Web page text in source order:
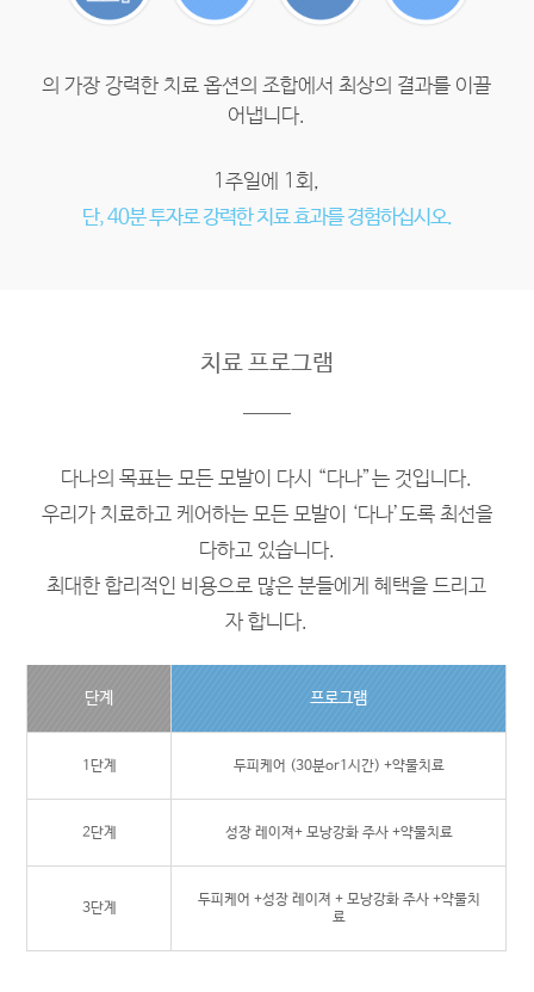
의 가장 강력한 치료 옵션의 조합에서 최상의 결과를 이끌
어냅니다.
1주일에 1회,
단, 40분 투자로 강력한 치료 효과를 경험하십시오.
치료 프로그램
다나의 목표는 모든 모발이 다시 “다나”는 것입니다.
우리가 치료하고 케어하는 모든 모발이 ‘다나’도록 최선을
다하고 있습니다.
최대한 합리적인 비용으로 많은 분들에게 혜택을 드리고
자 합니다.
단계 프로그램
1단계 두피케어 (30분or1시간) +약물치료
2단계 성장 레이져+ 모낭강화 주사 +약물치료
3단계
두피케어 +성장 레이져 + 모낭강화 주사 +약물치
료